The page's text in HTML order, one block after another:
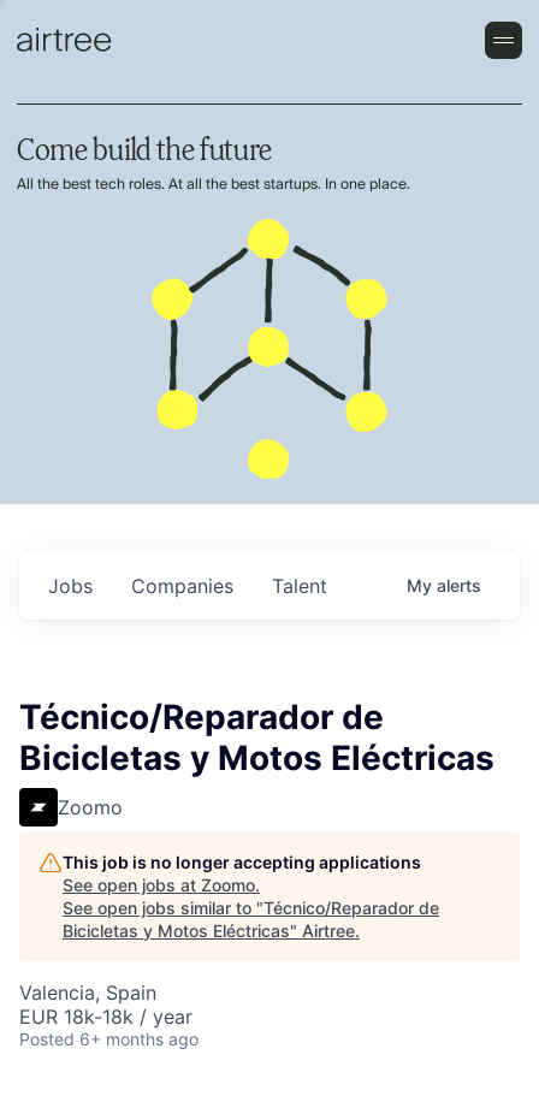
Come build the future
All the best tech roles. At all the best startups. In one place.
Jobs Companies Talent My alerts
Técnico/Reparador de
Bicicletas y Motos Eléctricas
Zoomo
This job is no longer accepting applications
See open jobs at Zoomo.
See open jobs similar to "Técnico/Reparador de
Bicicletas y Motos Eléctricas" Airtree.
Valencia, Spain
EUR 18k-18k / year
Posted 6+ months ago